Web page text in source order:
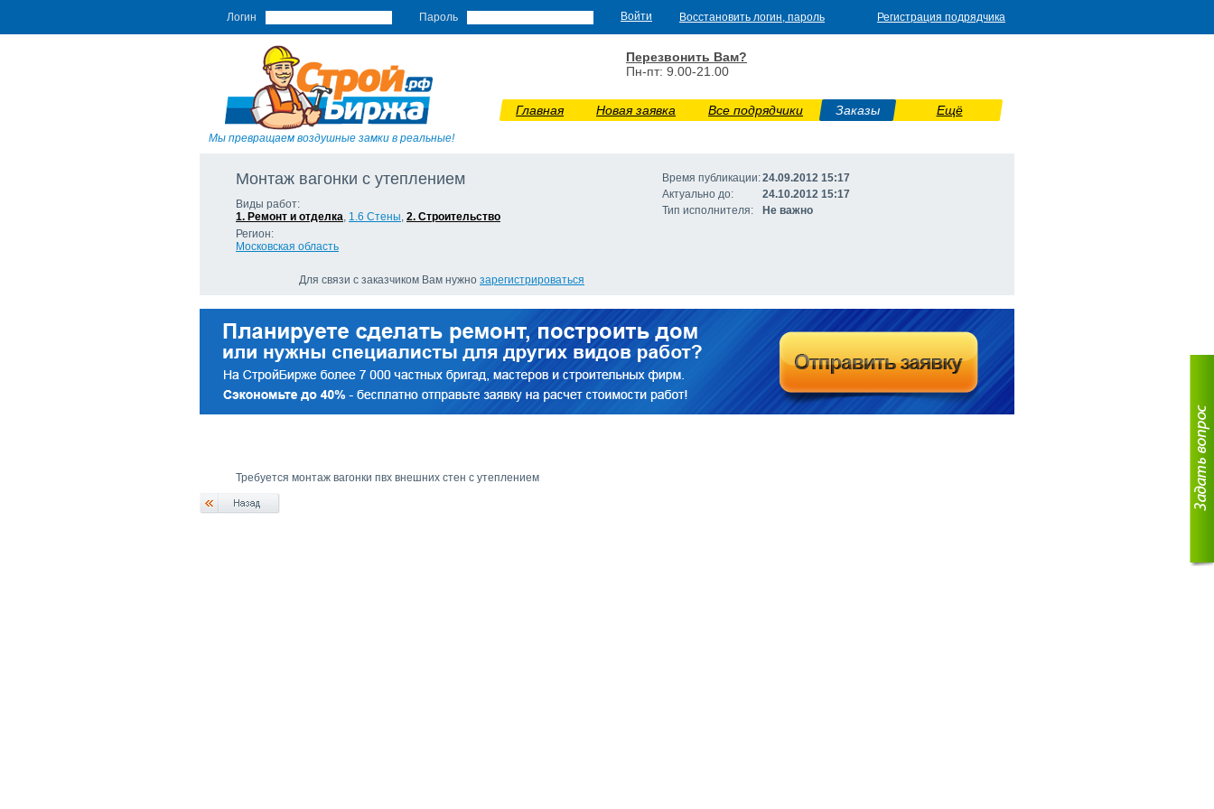
Логин Пароль Восстановить логин, пароль Регистрация подрядчика
Мы превращаем воздушные замки в реальные!
Перезвонить Вам?
Пн-пт: 9.00-21.00
Главная Новая заявка Все подрядчики Заказы Ещё
Монтаж вагонки с утеплением
Виды работ:
1. Ремонт и отделка, 1.6 Стены, 2. Строительство
Регион:
Московская область
Время публикации:24.09.2012 15:17
Актуально до:
24.10.2012 15:17
Тип исполнителя:
Не важно
Для связи с заказчиком Вам нужно зарегистрироваться
Требуется монтаж вагонки пвх внешних стен с утеплением